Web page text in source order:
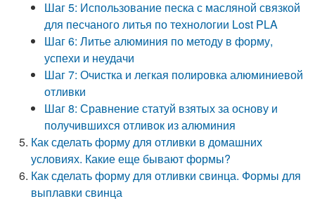
Шаг 5: Использование песка с масляной связкой
для песчаного литья по технологии Lost PLA
Шаг 6: Литье алюминия по методу в форму,
успехи и неудачи
Шаг 7: Очистка и легкая полировка алюминиевой
отливки
Шаг 8: Сравнение статуй взятых за основу и
получившихся отливок из алюминия
Как сделать форму для отливки в домашних
условиях. Какие еще бывают формы?
Как сделать форму для отливки свинца. Формы для
выплавки свинца